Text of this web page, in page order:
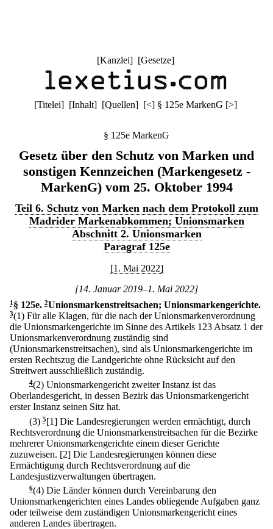
[Kanzlei] [Gesetze]
[Titelei] [Inhalt] [Quellen] [<] § 125e MarkenG [>]
§ 125e MarkenG
Gesetz über den Schutz von Marken und
sonstigen Kennzeichen (Markengesetz -
MarkenG) vom 25. Oktober 1994
Teil 6. Schutz von Marken nach dem Protokoll zum
Madrider Markenabkommen; Unionsmarken
Abschnitt 2. Unionsmarken
Paragraf 125e
[1. Mai 2022]
[14. Januar 2019–1. Mai 2022]
1 § 125e. 2Unionsmarkenstreitsachen; Unionsmarkengerichte.
3(1) Für alle Klagen, für die nach der Unionsmarkenverordnung
die Unionsmarkengerichte im Sinne des Artikels 123 Absatz 1 der
Unionsmarkenverordnung zuständig sind
(Unionsmarkenstreitsachen), sind als Unionsmarkengerichte im
ersten Rechtszug die Landgerichte ohne Rücksicht auf den
Streitwert ausschließlich zuständig.
4(2) Unionsmarkengericht zweiter Instanz ist das
Oberlandesgericht, in dessen Bezirk das Unionsmarkengericht
erster Instanz seinen Sitz hat.
(3) 5[1] Die Landesregierungen werden ermächtigt, durch
Rechtsverordnung die Unionsmarkenstreitsachen für die Bezirke
mehrerer Unionsmarkengerichte einem dieser Gerichte
zuzuweisen. [2] Die Landesregierungen können diese
Ermächtigung durch Rechtsverordnung auf die
Landesjustizverwaltungen übertragen.
6(4) Die Länder können durch Vereinbarung den
Unionsmarkengerichten eines Landes obliegende Aufgaben ganz
oder teilweise dem zuständigen Unionsmarkengericht eines
anderen Landes übertragen.